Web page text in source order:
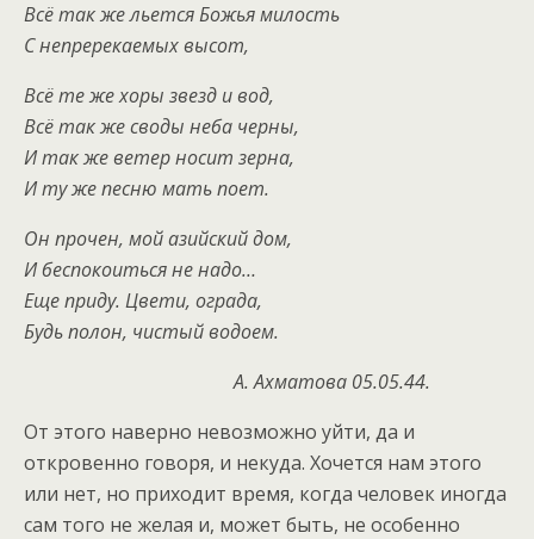
Всё так же льется Божья милость
С непререкаемых высот,
Всё те же хоры звезд и вод,
Всё так же своды неба черны,
И так же ветер носит зерна,
И ту же песню мать поет.
Он прочен, мой азийский дом,
И беспокоиться не надо…
Еще приду. Цвети, ограда,
Будь полон, чистый водоем.
А. Ахматова 05.05.44.
От этого наверно невозможно уйти, да и
откровенно говоря, и некуда. Хочется нам этого
или нет, но приходит время, когда человек иногда
сам того не желая и, может быть, не особенно